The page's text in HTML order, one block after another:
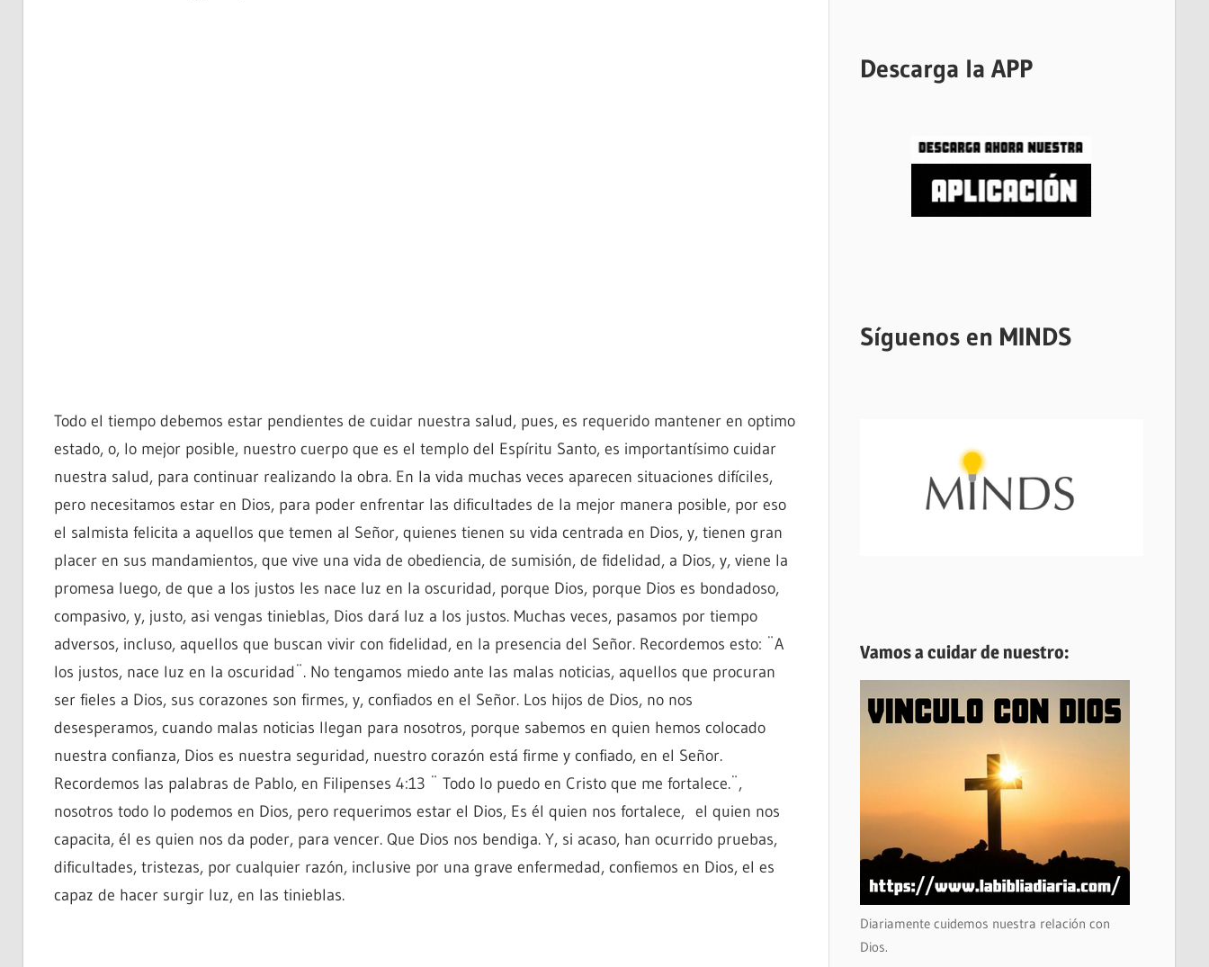
Todo el tiempo debemos estar pendientes de cuidar nuestra salud, pues, es requerido mantener en optimo
estado, o, lo mejor posible, nuestro cuerpo que es el templo del Espíritu Santo, es importantísimo cuidar
nuestra salud, para continuar realizando la obra. En la vida muchas veces aparecen situaciones difíciles,
pero necesitamos estar en Dios, para poder enfrentar las dificultades de la mejor manera posible, por eso
el salmista felicita a aquellos que temen al Señor, quienes tienen su vida centrada en Dios, y, tienen gran
placer en sus mandamientos, que vive una vida de obediencia, de sumisión, de fidelidad, a Dios, y, viene la
promesa luego, de que a los justos les nace luz en la oscuridad, porque Dios, porque Dios es bondadoso,
compasivo, y, justo, asi vengas tinieblas, Dios dará luz a los justos. Muchas veces, pasamos por tiempo
adversos, incluso, aquellos que buscan vivir con fidelidad, en la presencia del Señor. Recordemos esto: ¨A
los justos, nace luz en la oscuridad¨. No tengamos miedo ante las malas noticias, aquellos que procuran
ser fieles a Dios, sus corazones son firmes, y, confiados en el Señor. Los hijos de Dios, no nos
desesperamos, cuando malas noticias llegan para nosotros, porque sabemos en quien hemos colocado
nuestra confianza, Dios es nuestra seguridad, nuestro corazón está firme y confiado, en el Señor.
Recordemos las palabras de Pablo, en Filipenses 4:13 ¨ Todo lo puedo en Cristo que me fortalece.¨,
nosotros todo lo podemos en Dios, pero requerimos estar el Dios, Es él quien nos fortalece, el quien nos
capacita, él es quien nos da poder, para vencer. Que Dios nos bendiga. Y, si acaso, han ocurrido pruebas,
dificultades, tristezas, por cualquier razón, inclusive por una grave enfermedad, confiemos en Dios, el es
capaz de hacer surgir luz, en las tinieblas.
Descarga la APP
Síguenos en MINDS
Vamos a cuidar de nuestro:
Diariamente cuidemos nuestra relación con
Dios.